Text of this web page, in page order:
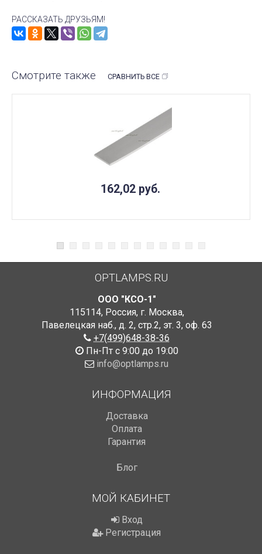
РАССКАЗАТЬ ДРУЗЬЯМ!
Смотрите также СРАВНИТЬ ВСЕ
162,02 руб.
OPTLAMPS.RU
ООО "КСО-1"
115114, Россия, г. Москва,
Павелецкая наб., д. 2, стр.2, эт. 3, оф. 63
+7(499)648-38-36
Пн-Пт с 9:00 до 19:00
info@optlamps.ru
ИНФОРМАЦИЯ
Доставка
Оплата
Гарантия
Блог
МОЙ КАБИНЕТ
Вход
Регистрация